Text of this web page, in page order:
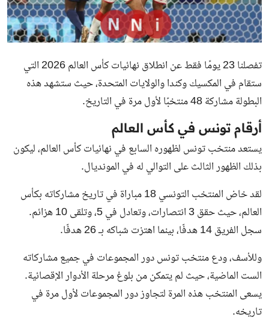
تفصلنا 23 يومًا فقط عن انطلاق نهائيات كأس العالم 2026 التي
ستقام في المكسيك وكندا والولايات المتحدة، حيث ستشهد هذه
البطولة مشاركة 48 منتخبًا لأول مرة في التاريخ.
أرقام تونس في كأس العالم
يستعد منتخب تونس لظهوره السابع في نهائيات كأس العالم، ليكون
بذلك الظهور الثالث على التوالي له في المونديال.
لقد خاض المنتخب التونسي 18 مباراة في تاريخ مشاركاته بكأس
العالم، حيث حقق 3 انتصارات، وتعادل في 5، وتلقى 10 هزائم.
سجل الفريق 14 هدفًا، بينما اهتزت شباكه بـ 26 هدفًا.
وللأسف، ودع منتخب تونس دور المجموعات في جميع مشاركاته
الست الماضية، حيث لم يتمكن من بلوغ مرحلة الأدوار الإقصائية.
يسعى المنتخب هذه المرة لتجاوز دور المجموعات لأول مرة في
تاريخه.